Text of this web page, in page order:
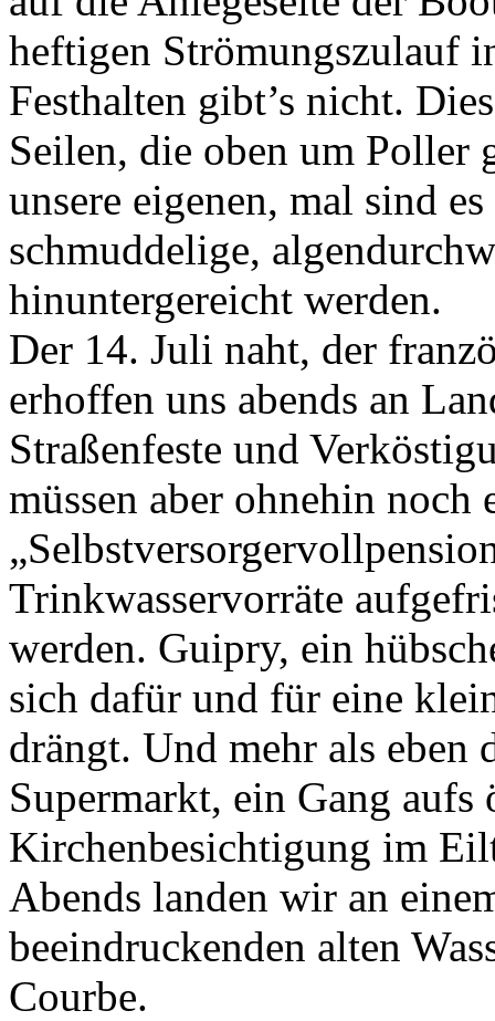
heftigen Strömungszulauf
Festhalten gibt’s nicht.
Seilen, die oben um Poller
unsere eigenen, mal sind
schmuddelige,
hinuntergereicht werden.
Der 14. Juli naht, der
erhoffen uns abends an
Straßenfeste und
müssen aber ohnehin
Trinkwasservorräte
werden. Guipry, ein
sich dafür und für eine
drängt. Und mehr als eben
Supermarkt, ein Gang
Kirchenbesichtigung im
Abends landen wir an
beeindruckenden alten
Courbe.